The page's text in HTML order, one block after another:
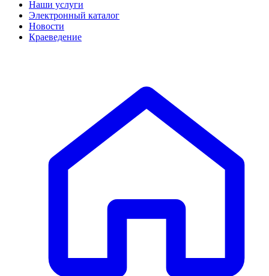
Наши услуги
Электронный каталог
Новости
Краеведение